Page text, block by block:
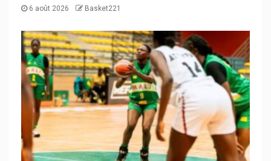
6 août 2026 Basket221